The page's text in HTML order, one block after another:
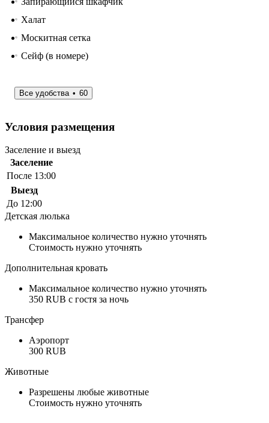
Халат
Москитная сетка
Сейф (в номере)
Все удобства 60
Условия размещения
Заселение и выезд
Заселение
После 13:00
Выезд
До 12:00
Детская люлька
Максимальное количество нужно уточнять
Стоимость нужно уточнять
Дополнительная кровать
Максимальное количество нужно уточнять
350 RUB с гостя за ночь
Трансфер
Аэропорт
300 RUB
Животные
Разрешены любые животные
Стоимость нужно уточнять